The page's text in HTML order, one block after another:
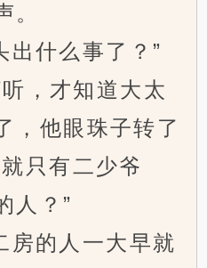
。
什么事了？”
，才知道大太
，他眼珠子转了
只有二少爷
人？”
的人一大早就